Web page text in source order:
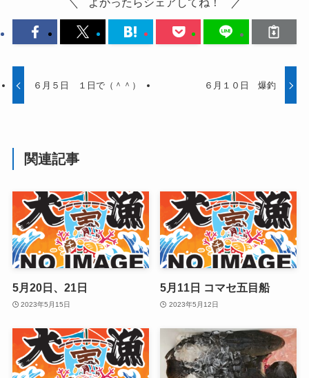
６月５日 １日で（＾＾） ６月１０日 爆釣
関連記事
5月20日、21日
2023年5月15日
5月11日 コマセ五目船
2023年5月12日